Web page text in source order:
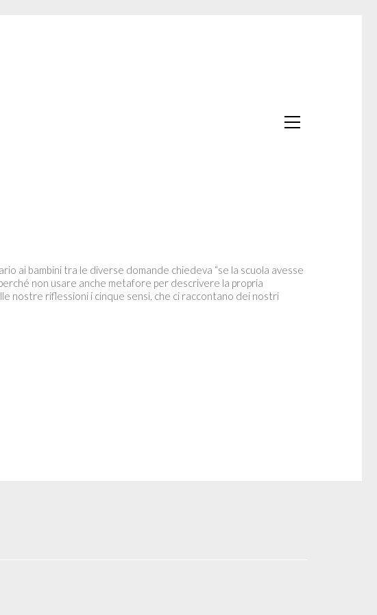
ai bambini tra le diverse domande chiedeva “se la scuola avesse
non usare anche metafore per descrivere la propria
nostre riflessioni i cinque sensi, che ci raccontano dei nostri